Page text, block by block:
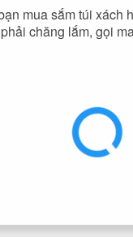
mua sắm túi xách
chăng lắm, gọi